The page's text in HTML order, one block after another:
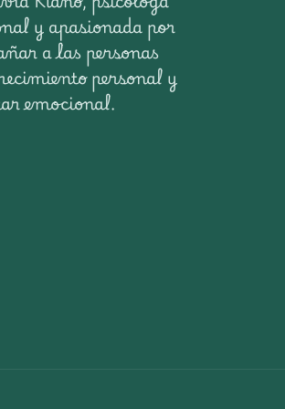
y apasionada por
a las personas
personal y
emocional.